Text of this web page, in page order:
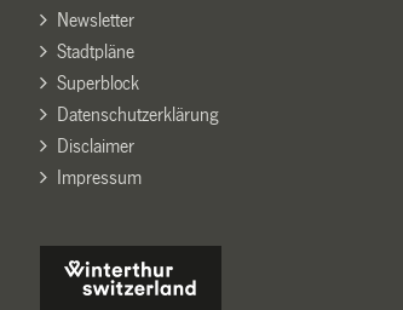
Newsletter
Stadtpläne
Superblock
Datenschutzerklärung
Disclaimer
Impressum